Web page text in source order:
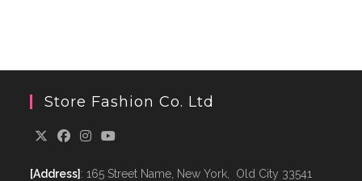
Store Fashion Co. Ltd
[Address] : 165 Street Name, New York, Old City 33541